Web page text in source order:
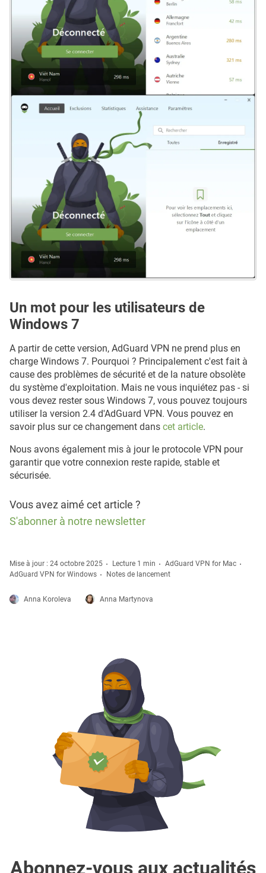
Un mot pour les utilisateurs de
Windows 7
A partir de cette version, AdGuard VPN ne prend plus en
charge Windows 7. Pourquoi ? Principalement c'est fait à
cause des problèmes de sécurité et de la nature obsolète
du système d'exploitation. Mais ne vous inquiétez pas - si
vous devez rester sous Windows 7, vous pouvez toujours
utiliser la version 2.4 d'AdGuard VPN. Vous pouvez en
savoir plus sur ce changement dans cet article.
Nous avons également mis à jour le protocole VPN pour
garantir que votre connexion reste rapide, stable et
sécurisée.
Vous avez aimé cet article ?
S'abonner à notre newsletter
Mise à jour : 24 octobre 2025 Lecture 1 min
AdGuard VPN for Mac
AdGuard VPN for Windows
Notes de lancement
Anna Koroleva Anna Martynova
Abonnez-vous aux actualités